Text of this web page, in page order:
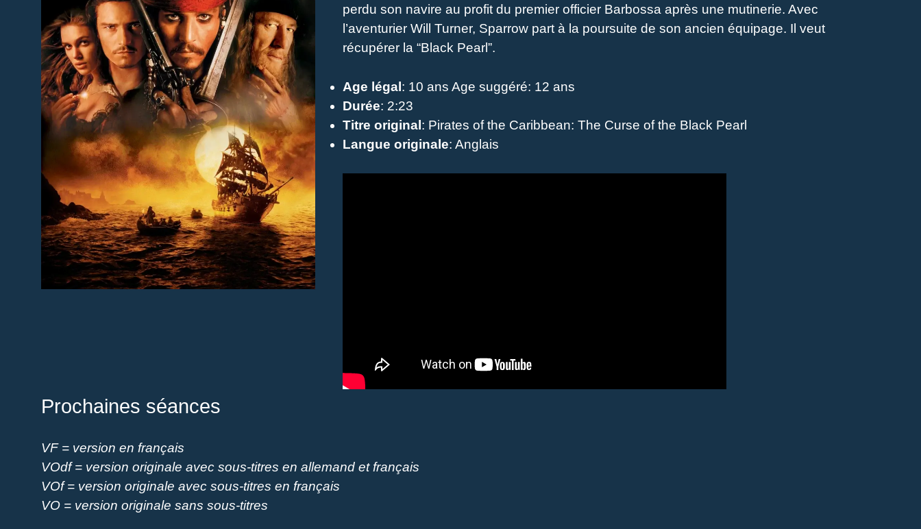
perdu son navire au profit du premier officier Barbossa après une mutinerie. Avec
l’aventurier Will Turner, Sparrow part à la poursuite de son ancien équipage. Il veut
récupérer la “Black Pearl”.
Age légal: 10 ans Age suggéré: 12 ans
Durée: 2:23
Titre original: Pirates of the Caribbean: The Curse of the Black Pearl
Langue originale: Anglais
Prochaines séances
VF = version en français
VOdf = version originale avec sous-titres en allemand et français
VOf = version originale avec sous-titres en français
VO = version originale sans sous-titres